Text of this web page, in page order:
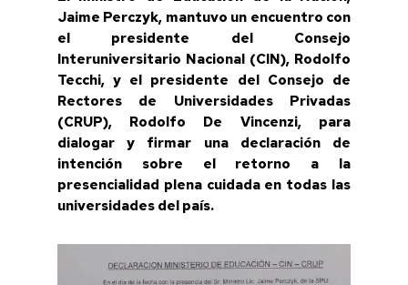
Jaime Perczyk, mantuvo un encuentro con
el presidente del Consejo
Interuniversitario Nacional (CIN), Rodolfo
Tecchi, y el presidente del Consejo de
Rectores de Universidades Privadas
(CRUP), Rodolfo De Vincenzi, para
dialogar y firmar una declaración de
intención sobre el retorno a la
presencialidad plena cuidada en todas las
universidades del país.